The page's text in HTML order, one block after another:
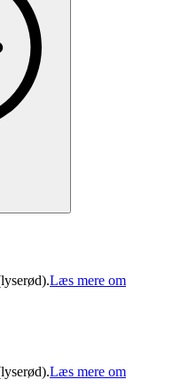
Læs mere om
Læs mere om